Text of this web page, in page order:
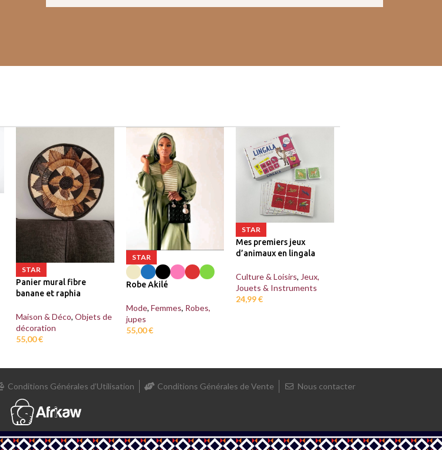
STAR
Panier mural fibre
banane et raphia
Maison & Déco, Objets de
décoration
55,00€
STAR
Robe Akilé
Mode, Femmes, Robes,
jupes
55,00€
STAR
Mes premiers jeux
d’animaux en lingala
Culture & Loisirs, Jeux,
Jouets & Instruments
24,99€
Conditions Générales d’Utilisation Conditions Générales de Vente Nous contacter